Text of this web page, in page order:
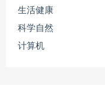
生活健康
科学自然
计算机